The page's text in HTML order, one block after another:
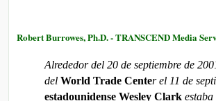
Robert Burrowes, Ph.D. - TRANSCEND Media
Alrededor del 20 de septiembre de
del World Trade Centerel 11 de
estadounidense Wesley Clark